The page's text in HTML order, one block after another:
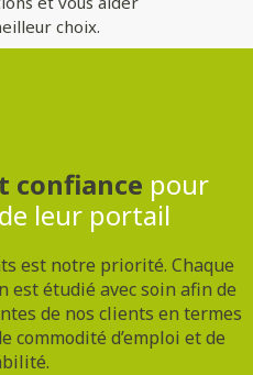
choix.
confiance pour
leur portail
est notre priorité. Chaque
étudié avec soin afin de
de nos clients en termes
commodité d’emploi et de